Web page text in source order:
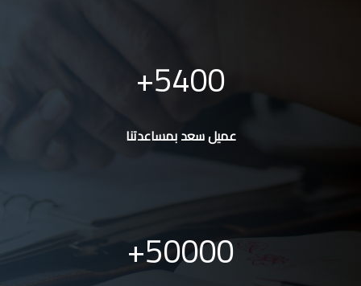
5400
عميل سعد بمساعدتنا
50000